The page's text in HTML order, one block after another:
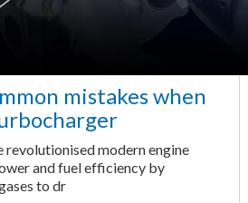
mistakes when
revolutionised modern engine
and fuel efficiency by
to dr